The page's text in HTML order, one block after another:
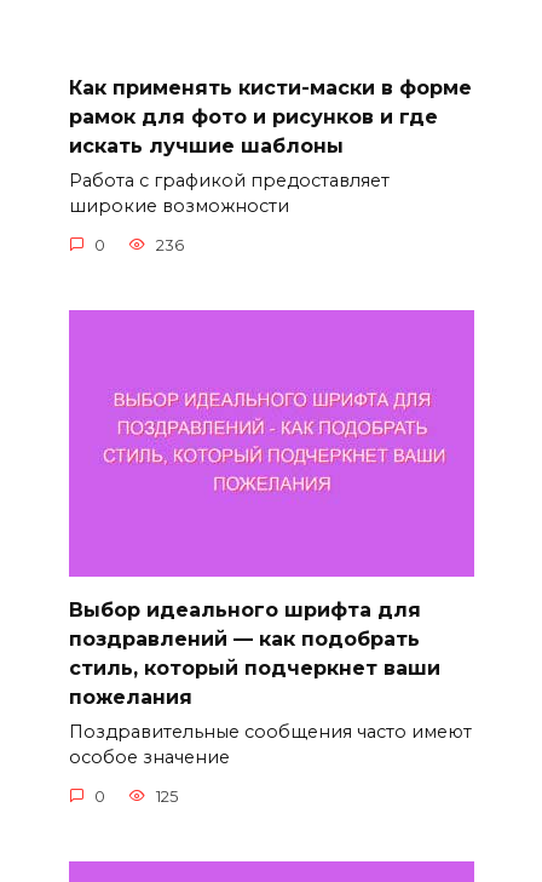
Как применять кисти-маски в форме
рамок для фото и рисунков и где
искать лучшие шаблоны
Работа с графикой предоставляет
широкие возможности
0 236
Выбор идеального шрифта для
поздравлений — как подобрать
стиль, который подчеркнет ваши
пожелания
Поздравительные сообщения часто имеют
особое значение
0 125